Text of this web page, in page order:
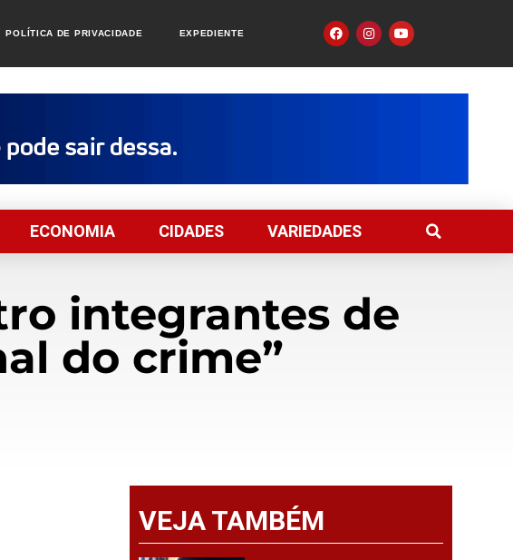
POLÍTICA DE PRIVACIDADE EXPEDIENTE
ECONOMIA CIDADES VARIEDADES
integrantes de
do crime”
VEJA TAMBÉM